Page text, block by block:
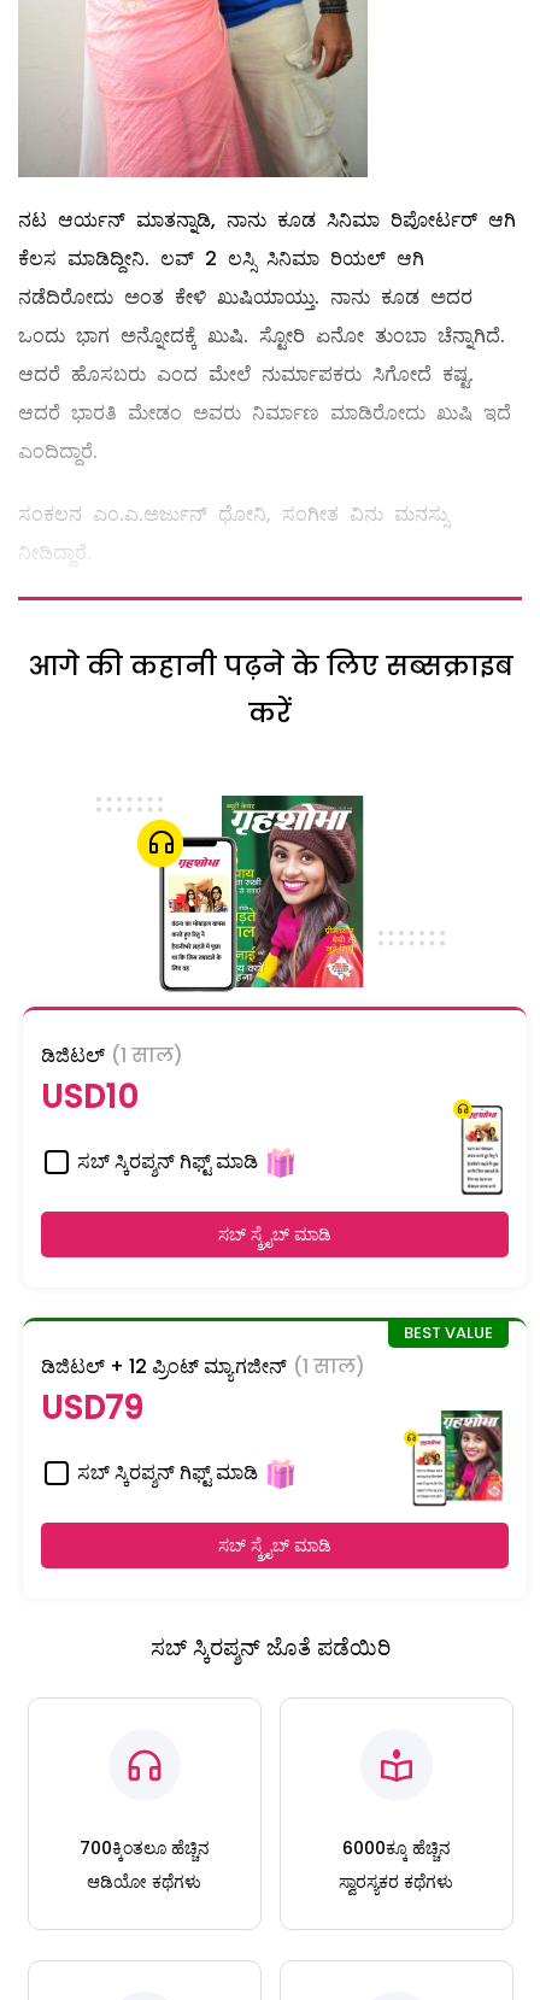
ನಟ ಆರ್ಯನ್ ಮಾತನ್ನಾಡಿ, ನಾನು ಕೂಡ ಸಿನಿಮಾ ರಿಪೋರ್ಟರ್ ಆಗಿ
ಕೆಲಸ ಮಾಡಿದ್ದೀನಿ. ಲವ್ 2 ಲಸ್ಸಿ ಸಿನಿಮಾ ರಿಯಲ್ ಆಗಿ
ನಡೆದಿರೋದು ಅಂತ ಕೇಳಿ ಖುಷಿಯಾಯ್ತು. ನಾನು ಕೂಡ ಅದರ
ಒಂದು ಭಾಗ ಅನ್ನೋದಕ್ಕೆ ಖುಷಿ. ಸ್ಟೋರಿ ಏನೋ ತುಂಬಾ ಚೆನ್ನಾಗಿದೆ.
ಆದರೆ ಹೊಸಬರು ಎಂದ ಮೇಲೆ ನುರ್ಮಾಪಕರು ಸಿಗೋದೆ ಕಷ್ಟ.
ಆದರೆ ಭಾರತಿ ಮೇಡಂ ಅವರು ನಿರ್ಮಾಣ ಮಾಡಿರೋದು ಖುಷಿ ಇದೆ
ಎಂದಿದ್ದಾರೆ.
ಸಂಕಲನ ಎಂ.ಎ.ಅರ್ಜುನ್ ಧೋನಿ, ಸಂಗೀತ ವಿನು ಮನಸ್ಸು
ನೀಡಿದ್ದಾರೆ.
आगे की कहानी पढ़ने के लिए सब्सक्राइब
करें
ಡಿಜಿಟಲ್ (1 साल)
USD10
ಸಬ್ ಸ್ಕಿರಪ್ಶನ್ ಗಿಫ್ಟ್ ಮಾಡಿ
ಸಬ್ ಸ್ಕ್ರೈಬ್ ಮಾಡಿ
ಡಿಜಿಟಲ್ + 12 ಪ್ರಿಂಟ್ ಮ್ಯಾಗಜೀನ್ (1 साल)
USD79
ಸಬ್ ಸ್ಕಿರಪ್ಶನ್ ಗಿಫ್ಟ್ ಮಾಡಿ
ಸಬ್ ಸ್ಕ್ರೈಬ್ ಮಾಡಿ
ಸಬ್ ಸ್ಕಿರಪ್ಶನ್ ಜೊತೆ ಪಡೆಯಿರಿ
700ಕ್ಕಿಂತಲೂ ಹೆಚ್ಚಿನ
ಆಡಿಯೋ ಕಥೆಗಳು
6000ಕ್ಕೂ ಹೆಚ್ಚಿನ
ಸ್ವಾರಸ್ಯಕರ ಕಥೆಗಳು